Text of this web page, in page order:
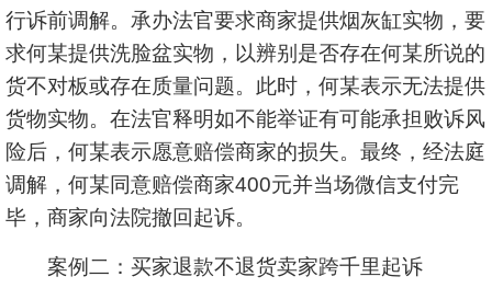
行诉前调解。承办法官要求商家提供烟灰缸实物，要
求何某提供洗脸盆实物，以辨别是否存在何某所说的
货不对板或存在质量问题。此时，何某表示无法提供
货物实物。在法官释明如不能举证有可能承担败诉风
险后，何某表示愿意赔偿商家的损失。最终，经法庭
调解，何某同意赔偿商家400元并当场微信支付完
毕，商家向法院撤回起诉。
案例二：买家退款不退货卖家跨千里起诉